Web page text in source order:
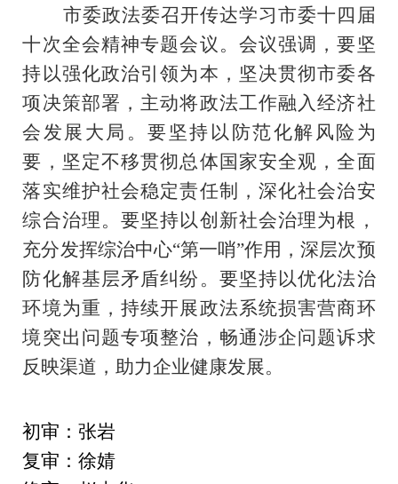
市委政法委召开传达学习市委十四届
十次全会精神专题会议。会议强调，要坚
持以强化政治引领为本，坚决贯彻市委各
项决策部署，主动将政法工作融入经济社
会发展大局。要坚持以防范化解风险为
要，坚定不移贯彻总体国家安全观，全面
落实维护社会稳定责任制，深化社会治安
综合治理。要坚持以创新社会治理为根，
充分发挥综治中心“第一哨”作用，深层次预
防化解基层矛盾纠纷。要坚持以优化法治
环境为重，持续开展政法系统损害营商环
境突出问题专项整治，畅通涉企问题诉求
反映渠道，助力企业健康发展。
初审：张岩
复审：徐婧